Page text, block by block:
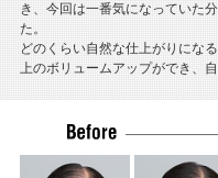
き、今回は一番気になっていた
た。
どのくらい自然な仕上がりにな
上のボリュームアップができ、